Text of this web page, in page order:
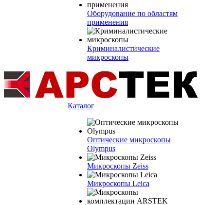
Оборудование по областям
применения
Криминалистические
микроскопы
Каталог
Оптические микроскопы
Olympus
Микроскопы Zeiss
Микроскопы Leica